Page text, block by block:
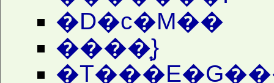
�D�c�M��
����͎}